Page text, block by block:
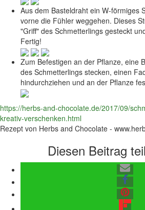
Aus dem Basteldraht ein W-förmiges
vorne die Fühler weggehen. Dieses
"Griff" des Schmetterlings gesteckt
Fertig!
Zum Befestigen an der Pflanze, eine
des Schmetterlings stecken, einen
hindurchziehen und an der Pflanze
https://herbs-and-chocolate.de/2017/09/
kreativ-verschenken.html
Rezept von Herbs and Chocolate -
Diesen Beitrag